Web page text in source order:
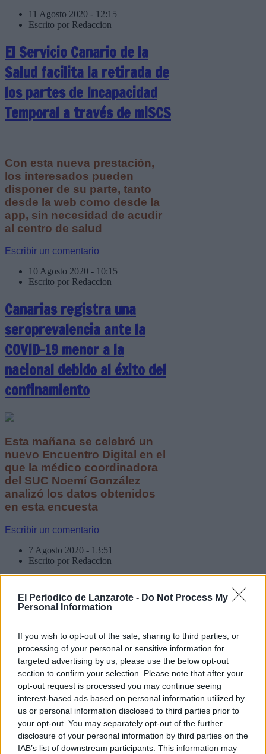
El Periodico de Lanzarote - Do Not Process My
Personal Information
If you wish to opt-out of the sale, sharing to third parties, or
processing of your personal or sensitive information for
targeted advertising by us, please use the below opt-out
section to confirm your selection. Please note that after your
opt-out request is processed you may continue seeing
interest-based ads based on personal information utilized by
us or personal information disclosed to third parties prior to
your opt-out. You may separately opt-out of the further
disclosure of your personal information by third parties on the
IAB’s list of downstream participants. This information may
11 Agosto 2020 - 12:15
Escrito por Redaccion
El Servicio Canario de la
Salud facilita la retirada de
los partes de Incapacidad
Temporal a través de miSCS
Con esta nueva prestación,
los interesados pueden
disponer de su parte, tanto
desde la web como desde la
app, sin necesidad de acudir
al centro de salud
Escribir un comentario
10 Agosto 2020 - 10:15
Escrito por Redaccion
Canarias registra una
seroprevalencia ante la
COVID-19 menor a la
nacional debido al éxito del
confinamiento
Esta mañana se celebró un
nuevo Encuentro Digital en el
que la médico coordinadora
del SUC Noemí González
analizó los datos obtenidos
en esta encuesta
Escribir un comentario
7 Agosto 2020 - 13:51
Escrito por Redaccion
millones a los cabildos
insulares para acciones de
promoción conjunta con las
aerolíneas
La colaboración con las
compañías aéreas cuya
finalidad sea el impulso y
mejora de la conectividad
aérea de las Islas con los